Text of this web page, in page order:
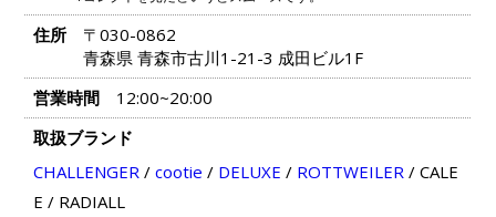
住所
〒030-0862
青森県 青森市古川1-21-3 成田ビル1F
営業時間
12:00~20:00
取扱ブランド
CHALLENGER/ cootie / DELUXE / ROTTWEILER/ CALE
E / RADIALL